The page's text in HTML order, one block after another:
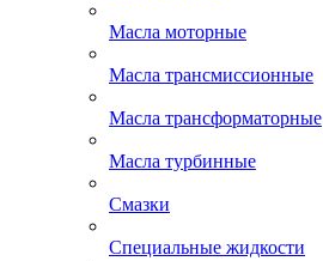
Масла моторные
Масла трансмиссионные
Масла трансформаторные
Масла турбинные
Смазки
Специальные жидкости